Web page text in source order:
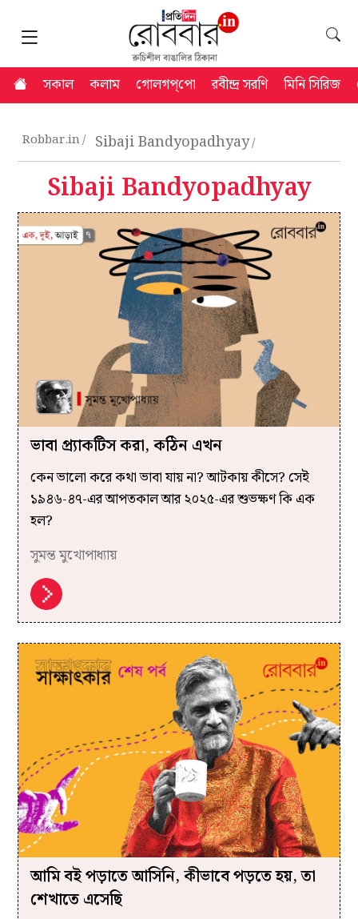
সকাল কলাম গোলগপ্‌পো রবীন্দ্র সরণি মিনি সিরিজ
Robbar.in Sibaji Bandyopadhyay
Sibaji Bandyopadhyay
ভাবা প্র্যাকটিস করা, কঠিন এখন
কেন ভালো করে কথা ভাবা যায় না? আটকায় কীসে? সেই
১৯৪৬-৪৭-এর আপতকাল আর ২০২৫-এর শুভক্ষণ কি এক
হল?
সুমন্ত মুখোপাধ্যায়
আমি বই পড়াতে আসিনি, কীভাবে পড়তে হয়, তা
শেখাতে এসেছি